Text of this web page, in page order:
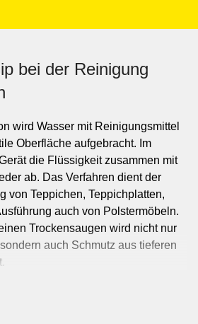
bei der Reinigung
wird Wasser mit Reinigungsmittel
Oberfläche aufgebracht. Im
die Flüssigkeit zusammen mit
ab. Das Verfahren dient der
von Teppichen, Teppichplatten,
auch von Polstermöbeln.
Trockensaugen wird nicht nur
auch Schmutz aus tieferen